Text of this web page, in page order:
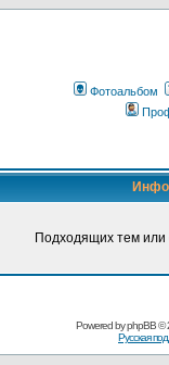
Фотоальбом
Подходящих тем
Powered byphpBB©
Русская